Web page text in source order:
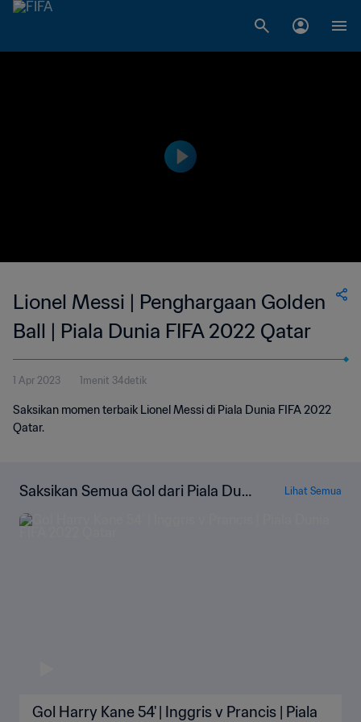
Lionel Messi | Penghargaan Golden
Ball | Piala Dunia FIFA 2022 Qatar
1 Apr 2023 1menit 34detik
Saksikan momen terbaik Lionel Messi di Piala Dunia FIFA 2022
Qatar.
Saksikan Semua Gol dari Piala Duni
a FIFA Qatar 2022
Lihat Semua
Gol Harry Kane 54' | Inggris v Prancis | Piala